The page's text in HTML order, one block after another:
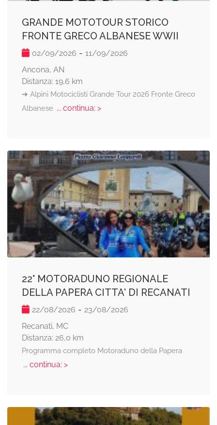
GRANDE MOTOTOUR STORICO
FRONTE GRECO ALBANESE WWII
02/09/2026 - 11/09/2026
Ancona, AN
Distanza: 19,6 km
➔ Alpini Motociclisti Grande Tour 2026 Fronte Greco
Albanese... continua: >
22° MOTORADUNO REGIONALE
DELLA PAPERA CITTA' DI RECANATI
22/08/2026 - 23/08/2026
Recanati, MC
Distanza: 26,0 km
Programma completo Motoraduno della Papera
... continua: >